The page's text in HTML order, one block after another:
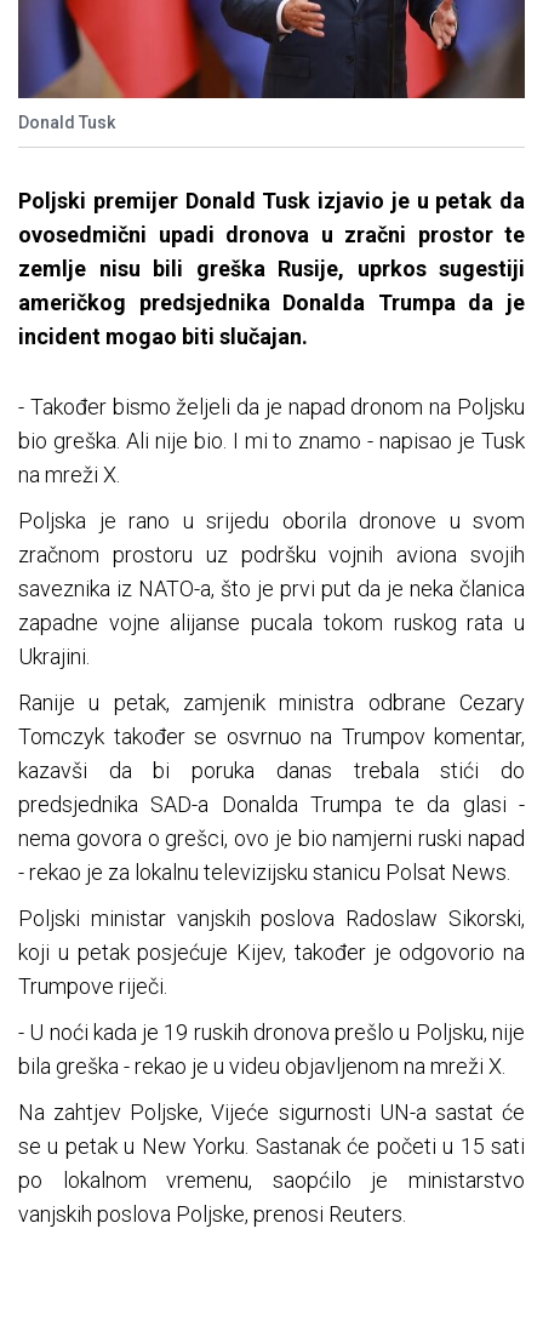
Donald Tusk
Poljski premijer Donald Tusk izjavio je u petak da
ovosedmični upadi dronova u zračni prostor te
zemlje nisu bili greška Rusije, uprkos sugestiji
američkog predsjednika Donalda Trumpa da je
incident mogao biti slučajan.
- Također bismo željeli da je napad dronom na Poljsku
bio greška. Ali nije bio. I mi to znamo - napisao je Tusk
na mreži X.
Poljska je rano u srijedu oborila dronove u svom
zračnom prostoru uz podršku vojnih aviona svojih
saveznika iz NATO-a, što je prvi put da je neka članica
zapadne vojne alijanse pucala tokom ruskog rata u
Ukrajini.
Ranije u petak, zamjenik ministra odbrane Cezary
Tomczyk također se osvrnuo na Trumpov komentar,
kazavši da bi poruka danas trebala stići do
predsjednika SAD-a Donalda Trumpa te da glasi -
nema govora o grešci, ovo je bio namjerni ruski napad
- rekao je za lokalnu televizijsku stanicu Polsat News.
Poljski ministar vanjskih poslova Radoslaw Sikorski,
koji u petak posjećuje Kijev, također je odgovorio na
Trumpove riječi.
- U noći kada je 19 ruskih dronova prešlo u Poljsku, nije
bila greška - rekao je u videu objavljenom na mreži X.
Na zahtjev Poljske, Vijeće sigurnosti UN-a sastat će
se u petak u New Yorku. Sastanak će početi u 15 sati
po lokalnom vremenu, saopćilo je ministarstvo
vanjskih poslova Poljske, prenosi Reuters.